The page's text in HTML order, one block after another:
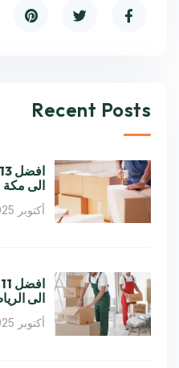
Recent Posts
الى مكة
أكتوبر 21,2025
الى
أكتوبر 20,2025